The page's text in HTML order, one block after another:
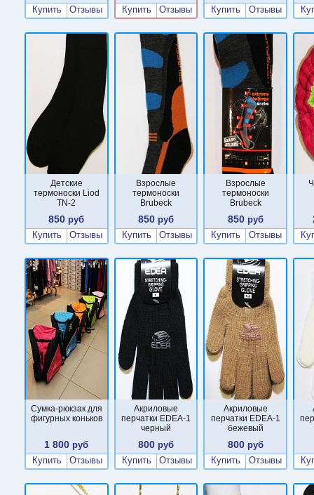
Купить
Отзывы
Купить
Отзывы
Купить
Отзывы
Детские
термоноски Liod
TN-2
850 руб
Купить
Отзывы
Взрослые
термоноски
Brubeck
850 руб
Купить
Отзывы
Взрослые
термоноски
Brubeck
850руб
Купить
Отзывы
Сумка-рюкзак для
фигурных коньков
1 800 руб
Купить
Отзывы
Акриловые
перчатки EDEA-1
черный
800 руб
Купить
Отзывы
Акриловые
перчатки EDEA-1
бежевый
800руб
Купить
Отзывы